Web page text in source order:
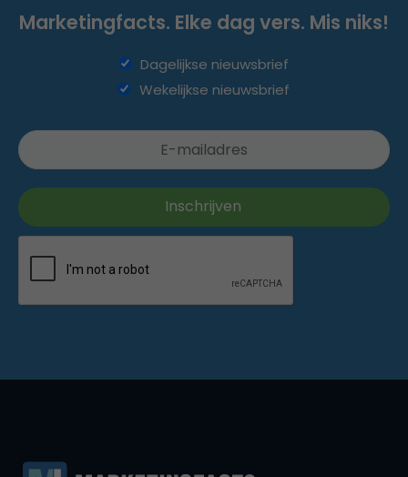
Marketingfacts. Elke dag vers. Mis niks!
Dagelijkse nieuwsbrief
Wekelijkse nieuwsbrief